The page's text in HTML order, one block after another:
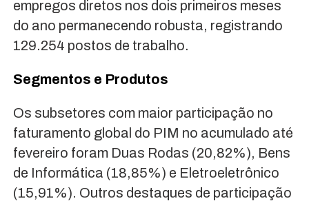
empregos diretos nos dois primeiros meses
do ano permanecendo robusta, registrando
129.254 postos de trabalho.
Segmentos e Produtos
Os subsetores com maior participação no
faturamento global do PIM no acumulado até
fevereiro foram Duas Rodas (20,82%), Bens
de Informática (18,85%) e Eletroeletrônico
(15,91%). Outros destaques de participação